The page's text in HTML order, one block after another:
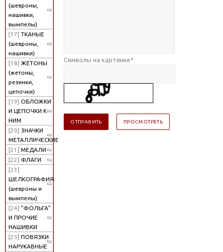
(шевроны,
нашивки,
вымпелы)
[17] ТКАНЫЕ
(шевроны,
нашивки)
[18] ЖЕТОНЫ
(жетоны,
резинки,
цепочки)
[19] ОБЛОЖКИ
И ЦЕПОЧКИ К
НИМ
[20] ЗНАЧКИ
МЕТАЛЛИЧЕСКИЕ
[21] МЕДАЛИ
[22] ФЛАГИ
[23]
ШЕЛКОГРАФИЯ
(шевроны и
вымпелы)
[24] "ФОЛЬГА"
И ПРОЧИЕ
НАШИВКИ
[25] ПОВЯЗКИ
НАРУКАВНЫЕ
Символы на картинке*